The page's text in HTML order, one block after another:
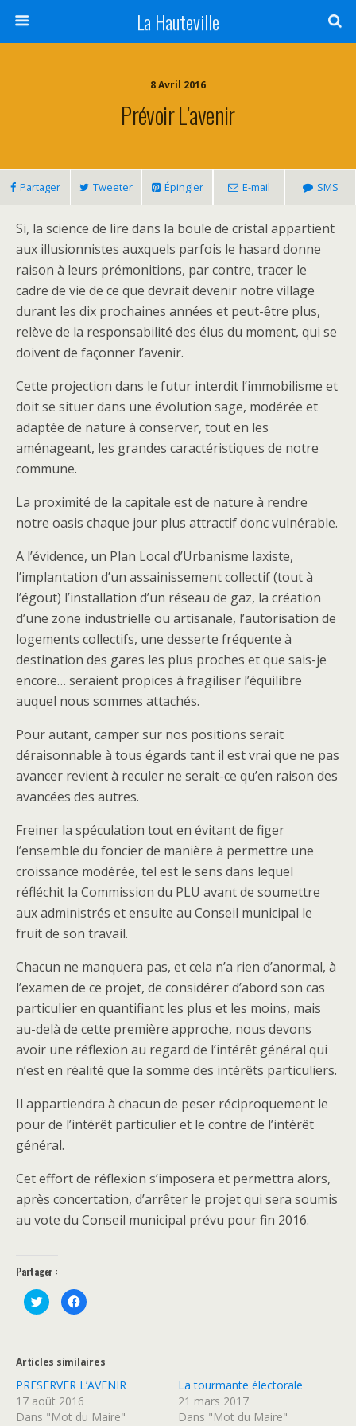
La Hauteville
8 Avril 2016
Prévoir L’avenir
Partager Tweeter Épingler E-mail SMS
Si, la science de lire dans la boule de cristal appartient
aux illusionnistes auxquels parfois le hasard donne
raison à leurs prémonitions, par contre, tracer le
cadre de vie de ce que devrait devenir notre village
durant les dix prochaines années et peut-être plus,
relève de la responsabilité des élus du moment, qui se
doivent de façonner l’avenir.
Cette projection dans le futur interdit l’immobilisme et
doit se situer dans une évolution sage, modérée et
adaptée de nature à conserver, tout en les
aménageant, les grandes caractéristiques de notre
commune.
La proximité de la capitale est de nature à rendre
notre oasis chaque jour plus attractif donc vulnérable.
A l’évidence, un Plan Local d’Urbanisme laxiste,
l’implantation d’un assainissement collectif (tout à
l’égout) l’installation d’un réseau de gaz, la création
d’une zone industrielle ou artisanale, l’autorisation de
logements collectifs, une desserte fréquente à
destination des gares les plus proches et que sais-je
encore… seraient propices à fragiliser l’équilibre
auquel nous sommes attachés.
Pour autant, camper sur nos positions serait
déraisonnable à tous égards tant il est vrai que ne pas
avancer revient à reculer ne serait-ce qu’en raison des
avancées des autres.
Freiner la spéculation tout en évitant de figer
l’ensemble du foncier de manière à permettre une
croissance modérée, tel est le sens dans lequel
réfléchit la Commission du PLU avant de soumettre
aux administrés et ensuite au Conseil municipal le
fruit de son travail.
Chacun ne manquera pas, et cela n’a rien d’anormal, à
l’examen de ce projet, de considérer d’abord son cas
particulier en quantifiant les plus et les moins, mais
au-delà de cette première approche, nous devons
avoir une réflexion au regard de l’intérêt général qui
n’est en réalité que la somme des intérêts particuliers.
Il appartiendra à chacun de peser réciproquement le
pour de l’intérêt particulier et le contre de l’intérêt
général.
Cet effort de réflexion s’imposera et permettra alors,
après concertation, d’arrêter le projet qui sera soumis
au vote du Conseil municipal prévu pour fin 2016.
Partager :
C
l
e
p
u
r
p
a
C
l
e
p
u
r
p
a
r
Articles similaires
PRESERVER L’AVENIR
17 août 2016
Dans "Mot du Maire"
La tourmante électorale
21 mars 2017
Dans "Mot du Maire"